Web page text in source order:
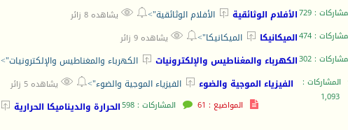
: 729 الأفلام الوثائقية  الأفلام الوثائقية">
 يشاهده 8 زائر
: 474 الميكانيكا  الميكانيكا">
 يشاهده 9 زائر
: 302 الكهرباء والمغناطيس والإلكترونيات  الكهرباء والمغناطيس والإلكترونيات">
المشاركات :
1,093
الفيزياء الموجية والضوء  الفيزياء الموجية والضوء">
 يشاهده 5 زائر
المواضيع : 61
المشاركات : 598 الحرارة والديناميكا الحرارية 